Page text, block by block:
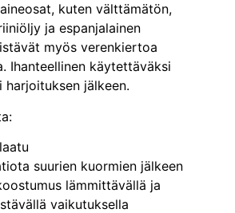
kuten välttämätön,
ja espanjalainen
myös verenkiertoa
Ihanteellinen käytettäväksi
harjoituksen jälkeen.
suurien kuormien jälkeen
lämmittävällä ja
vaikutuksella